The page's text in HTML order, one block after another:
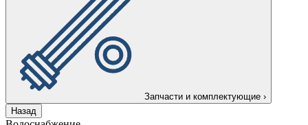
Запчасти и комплектующие ›
Назад